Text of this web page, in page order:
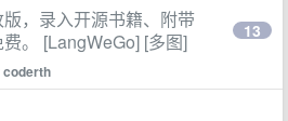
，录入开源书籍、附带
。 [LangWeGo] [多图]
coderth
13